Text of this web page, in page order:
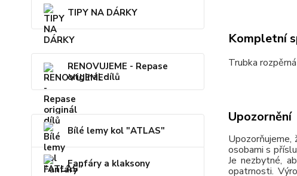
TIPY NA DÁRKY
RENOVUJEME - Repase
originál dílů
Bílé lemy kol "ATLAS"
Fanfáry a klaksony
Kompletní
Trubka
Upozornění
Upozorňujeme,
osobami s
Je nezbytné,
opatrnosti.